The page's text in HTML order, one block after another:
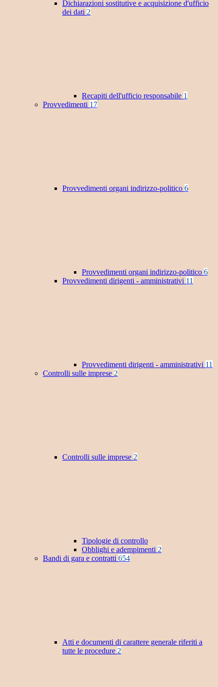
Dichiarazioni sostitutive e acquisizione d'ufficio
dei dati 2
Recapiti dell'ufficio responsabile 1
Provvedimenti 17
Provvedimenti organi indirizzo-politico 6
Provvedimenti organi indirizzo-politico 6
Provvedimenti dirigenti - amministrativi 11
Provvedimenti dirigenti - amministrativi 11
Controlli sulle imprese 2
Controlli sulle imprese 2
Tipologie di controllo
Obblighi e adempimenti 2
Bandi di gara e contratti 654
Atti e documenti di carattere generale riferiti a
tutte le procedure 2